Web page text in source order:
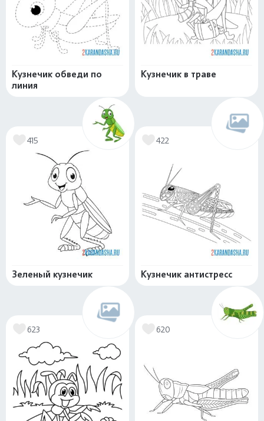
Кузнечик обведи по
линия
Кузнечик в траве
415
Зеленый кузнечик
422
Кузнечик антистресс
623 620